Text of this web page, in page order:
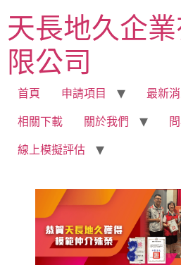
至
主
內
天長地久企
限公司
首頁 申請項目 最新
相關下載
關於我們
線上模擬評估